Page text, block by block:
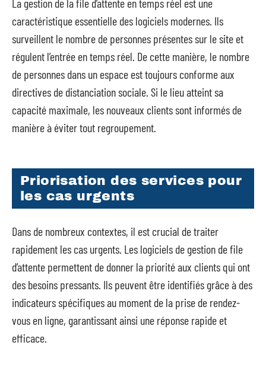
caractéristique essentielle des logiciels modernes. Ils
surveillent le nombre de personnes présentes sur le site et
régulent l’entrée en temps réel. De cette manière, le nombre
de personnes dans un espace est toujours conforme aux
directives de distanciation sociale. Si le lieu atteint sa
capacité maximale, les nouveaux clients sont informés de
manière à éviter tout regroupement.
Priorisation des services pour
les cas urgents
Dans de nombreux contextes, il est crucial de traiter
rapidement les cas urgents. Les logiciels de gestion de file
d’attente permettent de donner la priorité aux clients qui ont
des besoins pressants. Ils peuvent être identifiés grâce à des
indicateurs spécifiques au moment de la prise de rendez-
vous en ligne, garantissant ainsi une réponse rapide et
efficace.